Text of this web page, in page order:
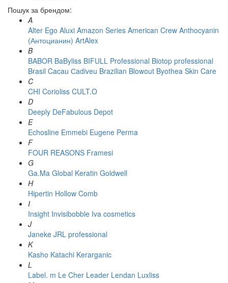
Пошук за брендом:
A
Alter Ego Aluxi Amazon Series American Crew Anthocyanin
(Антоцианин) ArtAlex
B
BABOR BaByliss BIFULL Professional Biotop professional
Brasil Cacau Сadiveu Brazilian Blowout Byothea Skin Care
C
CHI Corioliss CULT.O
D
Deeply DeFabulous Depot
E
Echosline Emmebi Eugene Perma
F
FOUR REASONS Framesi
G
Ga.Ma Global Keratin Goldwell
H
Hipertin Hollow Comb
I
Insight Invisibobble Iva cosmetics
J
Janeke JRL professional
K
Kasho Katachi Kerarganic
L
Label. m Le Cher Leader Lendan Luxliss